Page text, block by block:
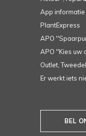
App
PlantExpress
APO
APO ''Kies uw
Outlet,
Er werkt iets
BEL